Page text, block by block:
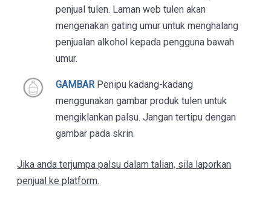
penjual tulen. Laman web tulen akan
mengenakan gating umur untuk menghalang
penjualan alkohol kepada pengguna bawah
umur.
GAMBARPenipu kadang-kadang
menggunakan gambar produk tulen untuk
mengiklankan palsu. Jangan tertipu dengan
gambar pada skrin.
Jika anda terjumpa palsu dalam talian, sila laporkan
penjual ke platform.